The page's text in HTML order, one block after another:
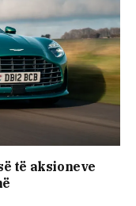
të aksioneve